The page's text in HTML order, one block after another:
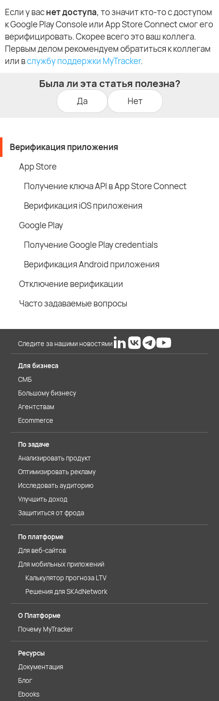
Если у васнет доступа, то значит кто-то c доступом
к Google Play Console или App Store Connect смог его
верифицировать. Скорее всего это ваш коллега.
Первым делом рекомендуем обратиться к коллегам
или вслужбу поддержки MyTracker.
Была ли эта статья полезна?
Да Нет
Верификация приложения
App Store
Получение ключа API в App Store Connect
Верификация iOS приложения
Google Play
Получение Google Play credentials
Верификация Android приложения
Отключение верификации
Часто задаваемые вопросы
Следите за нашими новостями
Для бизнеса
СМБ
Большому бизнесу
Агентствам
Ecommerce
По задаче
Анализировать продукт
Оптимизировать рекламу
Исследовать аудиторию
Улучшить доход
Защититься от фрода
По платформе
Для веб-сайтов
Для мобильных приложений
Калькулятор прогноза LTV
Решения для SKAdNetwork
О Платформе
Почему MyTracker
Ресурсы
Документация
Блог
Ebooks